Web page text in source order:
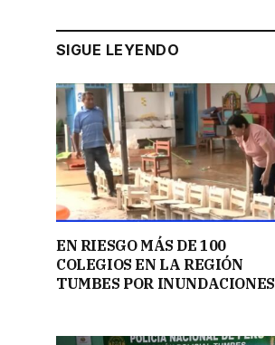
SIGUE LEYENDO
EN RIESGO MÁS DE 100
COLEGIOS EN LA REGIÓN
TUMBES POR INUNDACIONES